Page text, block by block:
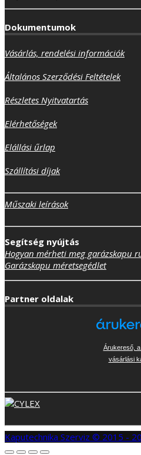
Dokumentumok
Vásárlás, rendelési információk
Általános Szerződési Feltételek
Részletes Nyitvatartás
Elérhetőségek
Elállási űrlap
Szállítási díjak
Műszaki leírások
Segítség nyújtás
Hogyan mérheti meg garázskapu
Garázskapu méretsegédlet
Partner oldalak
Árukereső, a
vásárlási
Kaputechnika Szerviz © 2015 -